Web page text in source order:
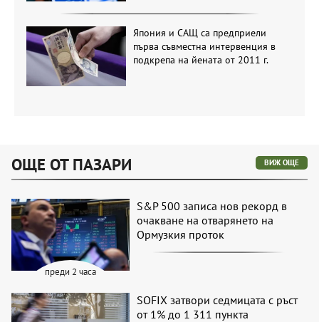
Япония и САЩ са предприели
първа съвместна интервенция в
подкрепа на йената от 2011 г.
ОЩЕ ОТ ПАЗАРИ ВИЖ ОЩЕ
преди 2 часа
S&P 500 записа нов рекорд в
очакване на отварянето на
Ормузкия проток
SOFIX затвори седмицата с ръст
от 1% до 1 311 пункта